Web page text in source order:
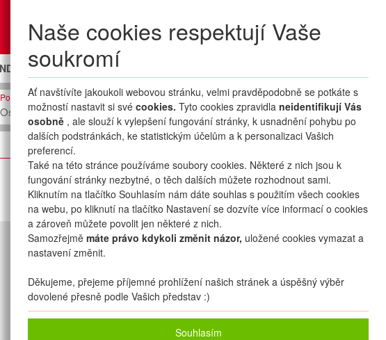
MojePřihlášení
Naše cookies respektují Vaše
soukromí
Ať navštívíte jakoukoli webovou stránku, velmi pravděpodobně se potkáte s
možností nastavit si své cookies. Tyto cookies zpravidla neidentifikují Vás
osobně , ale slouží k vylepšení fungování stránky, k usnadnění pohybu po
dalších podstránkách, ke statistickým účelům a k personalizaci Vašich
preferencí.
Také na této stránce používáme soubory cookies. Některé z nich jsou k
fungování stránky nezbytné, o těch dalších můžete rozhodnout sami.
Kliknutím na tlačítko Souhlasím nám dáte souhlas s použitím všech cookies
na webu, po kliknutí na tlačítko Nastavení se dozvíte více informací o cookies
a zároveň můžete povolit jen některé z nich.
Samozřejmě máte právo kdykoli změnit názor, uložené cookies vymazat a
nastavení změnit.
Děkujeme, přejeme příjemné prohlížení našich stránek a úspěšný výběr
dovolené přesně podle Vašich představ :)
Souhlasím
PREMIUM CLUB
Počet osob
Osob: 2 + 0 HLEDAT ZÁJEZDY
oblíbené sdílet
17.10. – 20.10.2026 (4 dny/3 noci)
Doprava
Letecky - Praha Detail letu